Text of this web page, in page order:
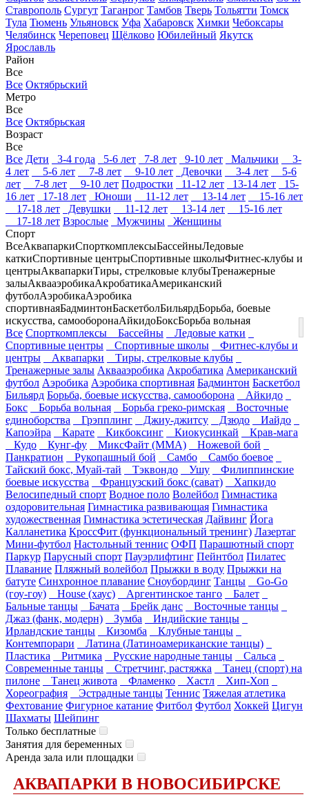
Ставрополь Сургут Таганрог Тамбов Тверь Тольятти Томск
Тула Тюмень Ульяновск Уфа Хабаровск Химки Чебоксары
Челябинск Череповец Щёлково Юбилейный Якутск
Ярославль
Район
Все
Все Октябрьский
Метро
Все
Все Октябрьская
Возраст
Все
Все Дети 3-4 года 5-6 лет 7-8 лет 9-10 лет Мальчики
3-
4 лет
5-6 лет 7-8 лет 9-10 лет Девочки 3-4 лет
5-6
лет
7-8 лет 9-10 лет Подростки 11-12 лет 13-14 лет
15-
16 лет
17-18 лет Юноши 11-12 лет 13-14 лет
15-16 лет
17-18 лет
Девушки 11-12 лет 13-14 лет
15-16 лет
17-18 лет Взрослые Мужчины
Женщины
Спорт
ВсеАквапаркиСпорткомплексыБассейныЛедовые
каткиСпортивные центрыСпортивные школыФитнес-клубы и
центрыАквапаркиТиры, стрелковые клубыТренажерные
залыАквааэробикаАкробатикаАмериканский
футболАэробикаАэробика
спортивнаяБадминтонБаскетболБильярдБорьба, боевые
искусства, самооборонаАйкидоБоксБорьба вольная
Все Спорткомплексы Бассейны
Ледовые катки
Спортивные центры
Спортивные школы
Фитнес-клубы и
центры
Аквапарки
Тиры, стрелковые клубы
Тренажерные залы Аквааэробика Акробатика Американский
футбол Аэробика Аэробика спортивная Бадминтон Баскетбол
Бильярд Борьба, боевые искусства, самооборона
Айкидо
Бокс
Борьба вольная Борьба греко-римская
Восточные
единоборства
Грэпплинг Джиу-джитсу Дзюдо
Иайдо
Капоэйра
Карате Кикбоксинг Киокусинкай
Крав-мага
Кудо
Кунг-фу МиксФайт (ММА)
Ножевой бой
Панкратион
Рукопашный бой Самбо
Самбо боевое
Тайский бокс, Муай-тай
Тэквондо Ушу
Филиппинские
боевые искусства
Французский бокс (сават)
Хапкидо
Велосипедный спорт Водное поло Волейбол Гимнастика
оздоровительная Гимнастика развивающая Гимнастика
художественная Гимнастика эстетическая Дайвинг Йога
Калланетика КроссФит (функциональный тренинг) Лазертаг
Мини-футбол Настольный теннис ОФП Парашютный спорт
Паркур Парусный спорт Пауэрлифтинг Пейнтбол Пилатес
Плавание Пляжный волейбол Прыжки в воду Прыжки на
батуте Синхронное плавание Сноубординг Танцы
Go-Go
(гоу-гоу)
House (хаус) Аргентинское танго
Балет
Бальные танцы
Бачата Брейк данс
Восточные танцы
Джаз (фанк, модерн)
Зумба
Индийские танцы
Ирландские танцы
Кизомба
Клубные танцы
Контемпорари
Латина (Латиноамериканские танцы)
Пластика
Ритмика Русские народные танцы
Сальса
Современные танцы
Стретчинг, растяжка
Танец (спорт) на
пилоне
Танец живота Фламенко Хастл
Хип-Хоп
Хореография
Эстрадные танцы Теннис Тяжелая атлетика
Фехтование Фигурное катание Фитбол Футбол Хоккей Цигун
Шахматы Шейпинг
Только бесплатные
Занятия для беременных
Аренда зала или площадки
АКВАПАРКИ В НОВОСИБИРСКЕ